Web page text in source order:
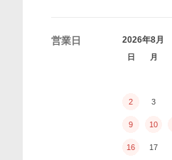
営業日 2026年8月
日 月
2 3
9 10
16 17